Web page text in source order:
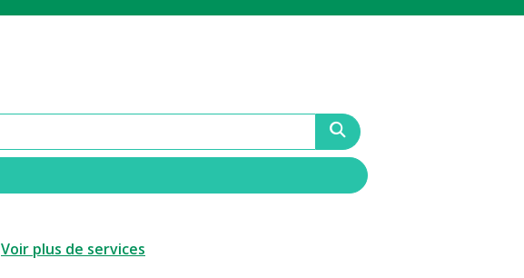
Voir plus de services